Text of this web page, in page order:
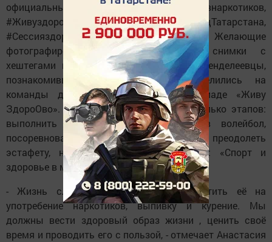
официальными хештегами #Спортпротивнаркотиков,
#Живуздорово, #ДоброволецТатарстана,
#Сессияздоровья, #МолодёжьТатарстана. Желающие
фотографировались и выкладывали снимки с
хештегами в социальные сети. Далее менделеевцы,
познакомившись между собой, разделились на
команды для участия в фест-спартакиаде «Живу
ЗдороОво». Им предстояло пройти несколько этапов:
выполнить челночный бег, сыграть в волейбол,
посоревноваться в набивании мяча, преодолеть
эстафету, нарисовать рисунок на тему: «Спорт и
здоровье в моей жизни».
- Жизнь слишком коротка, чтобы тратить её на
употребение наркотиков, выпивку и курение. Мы
должны вести здоровый образ жизни , ценить своё
время и проводить его с пользой, - отмечает Анастасия